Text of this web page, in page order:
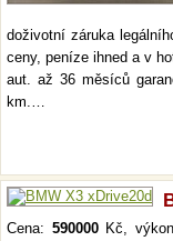
doživotní záruka
ceny, peníze ihned a v
aut. až 36 měsíců
km.…
Cena: 590000Kč, výkon